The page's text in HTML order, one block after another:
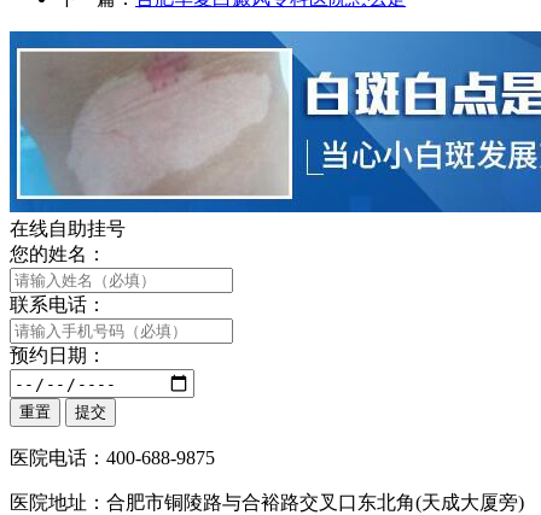
在线自助挂号
您的姓名：
联系电话：
预约日期：
医院电话：400-688-9875
医院地址：合肥市铜陵路与合裕路交叉口东北角(天成大厦旁)